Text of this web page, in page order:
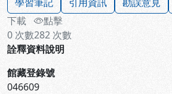
下載
0 次數
點擊
282 次數
詮釋資料說明
館藏登錄號
046609